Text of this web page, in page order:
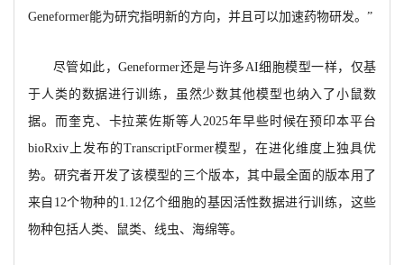
Geneformer能为研究指明新的方向，并且可以加速药物研发。”
尽管如此，Geneformer还是与许多AI细胞模型一样，仅基
于人类的数据进行训练，虽然少数其他模型也纳入了小鼠数
据。而奎克、卡拉莱佐斯等人2025年早些时候在预印本平台
bioRxiv上发布的TranscriptFormer模型，在进化维度上独具优
势。研究者开发了该模型的三个版本，其中最全面的版本用了
来自12个物种的1.12亿个细胞的基因活性数据进行训练，这些
物种包括人类、鼠类、线虫、海绵等。